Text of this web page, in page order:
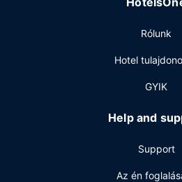
ingyenes teljes angol reggeli várja
A szálláshelyen business center,
lehetőség és vegytisztítási/
különböző események
vendégek számára ingyenes
Rólunk
Hotel
GYIK
Help and
Support
Az én